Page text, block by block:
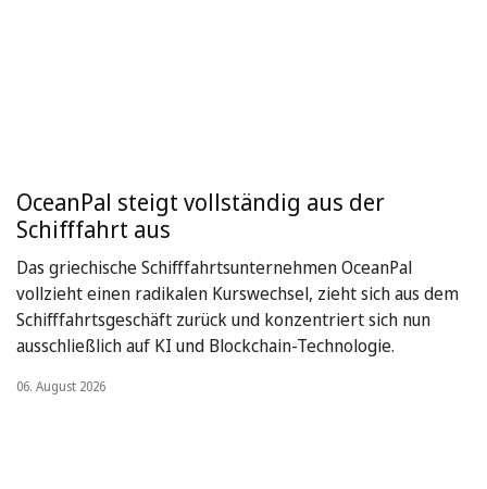
OceanPal steigt vollständig aus der
Schifffahrt aus
Das griechische Schifffahrtsunternehmen OceanPal
vollzieht einen radikalen Kurswechsel, zieht sich aus dem
Schifffahrtsgeschäft zurück und konzentriert sich nun
ausschließlich auf KI und Blockchain-Technologie.
06. August 2026